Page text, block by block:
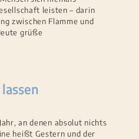
leisten – darin
zwischen Flamme und
grüße
an denen absolut nichts
heißt Gestern und der